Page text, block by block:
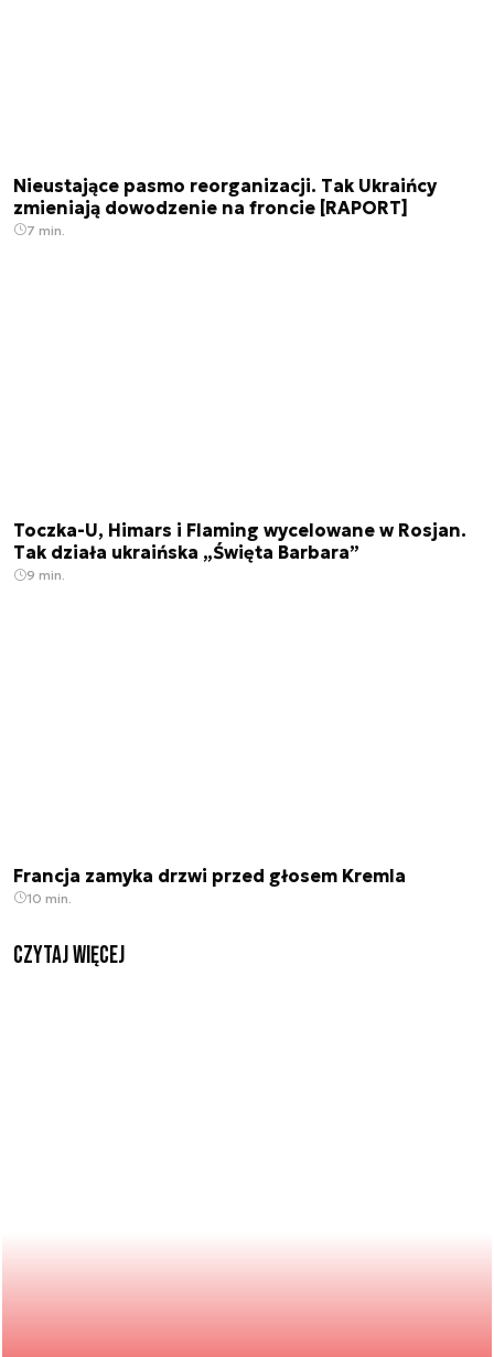
Nieustające pasmo reorganizacji. Tak Ukraińcy
zmieniają dowodzenie na froncie [RAPORT]
7 min.
Toczka-U, Himars i Flaming wycelowane w Rosjan.
Tak działa ukraińska „Święta Barbara”
9 min.
Francja zamyka drzwi przed głosem Kremla
10 min.
czytaj więcej